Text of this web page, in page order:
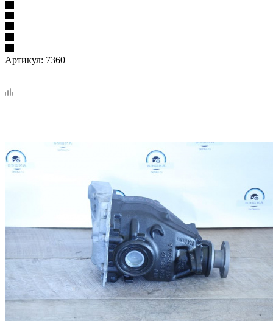
Артикул: 7360